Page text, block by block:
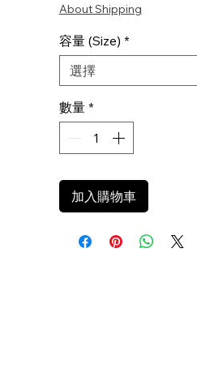
About Shipping
容量 (Size) *
選擇
數量 *
加入購物車